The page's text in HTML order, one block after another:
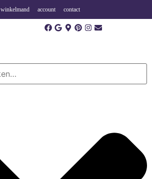
winkelmand account contact